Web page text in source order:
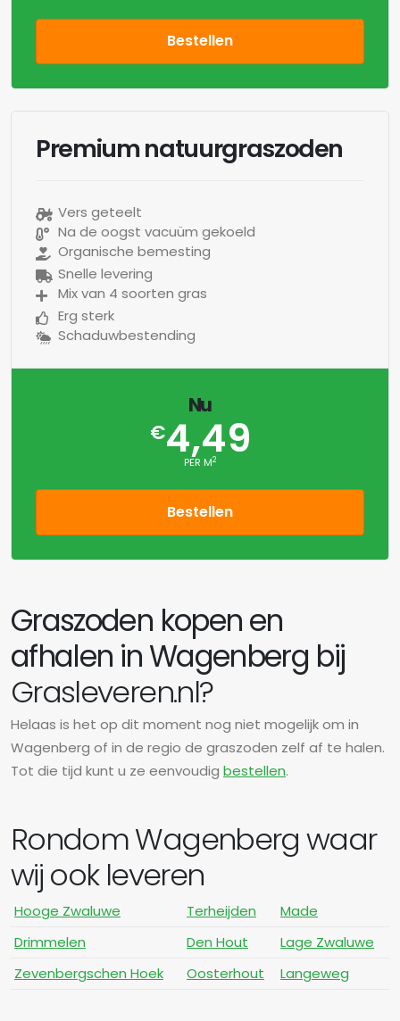
Bestellen
Premium natuurgraszoden
Vers geteelt
Na de oogst vacuüm gekoeld
Organische bemesting
Snelle levering
Mix van 4 soorten gras
Erg sterk
Schaduwbestending
Nu
€4,49
PER M2
Bestellen
Graszoden kopen en
afhalen in Wagenberg bij
Grasleveren.nl?
Helaas is het op dit moment nog niet mogelijk om in
Wagenberg of in de regio de graszoden zelf af te halen.
Tot die tijd kunt u ze eenvoudig bestellen.
Rondom Wagenberg waar
wij ook leveren
Hooge Zwaluwe Terheijden
Made
Drimmelen
Den Hout
Lage Zwaluwe
Zevenbergschen Hoek
Oosterhout Langeweg